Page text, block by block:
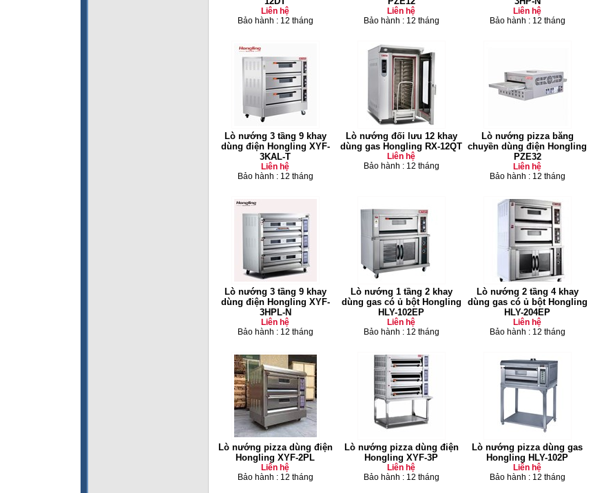
Liên hệ
Bảo hành : 12 tháng
Liên hệ
Bảo hành : 12 tháng
Liên hệ
Bảo hành : 12 tháng
Lò nướng 3 tầng 9 khay
dùng điện Hongling XYF-
3KAL-T
Liên hệ
Bảo hành : 12 tháng
Lò nướng đối lưu 12 khay
dùng gas Hongling RX-12QT
Liên hệ
Bảo hành : 12 tháng
Lò nướng pizza băng
chuyền dùng điện Hongling
PZE32
Liên hệ
Bảo hành : 12 tháng
Lò nướng 3 tầng 9 khay
dùng điện Hongling XYF-
3HPL-N
Liên hệ
Bảo hành : 12 tháng
Lò nướng 1 tầng 2 khay
dùng gas có ủ bột Hongling
HLY-102EP
Liên hệ
Bảo hành : 12 tháng
Lò nướng 2 tầng 4 khay
dùng gas có ủ bột Hongling
HLY-204EP
Liên hệ
Bảo hành : 12 tháng
Lò nướng pizza dùng điện
Hongling XYF-2PL
Liên hệ
Bảo hành : 12 tháng
Lò nướng pizza dùng điện
Hongling XYF-3P
Liên hệ
Bảo hành : 12 tháng
Lò nướng pizza dùng gas
Hongling HLY-102P
Liên hệ
Bảo hành : 12 tháng